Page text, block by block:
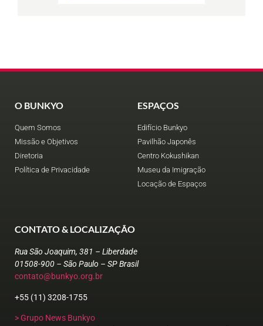
O BUNKYO
Quem Somos
Missão e Objetivos
Diretoria
Política de Privacidade
ESPAÇOS
Edifício Bunkyo
Pavilhão Japonês
Centro Kokushikan
Museu da Imigração
Locação de Espaços
CONTATO & LOCALIZAÇÃO
Rua São Joaquim, 381 – Liberdade
01508-900 – São Paulo – SP Brasil
contato@bunkyo.org.br
+55 (11) 3208-1755
> Grupo News Bunkyo